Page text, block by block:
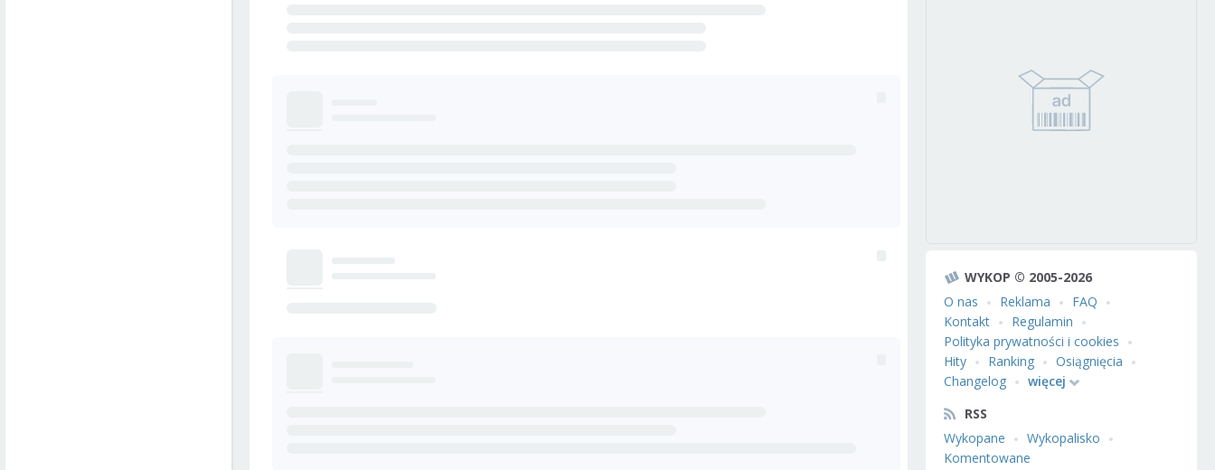
WYKOP © 2005-2026
O nas
Reklama
FAQ
Kontakt
Regulamin
Polityka prywatności i cookies
Hity
Ranking
Osiągnięcia
Changelog
więcej
RSS
Wykopane
Wykopalisko
Komentowane